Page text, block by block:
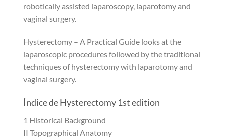
robotically assisted laparoscopy, laparotomy and
vaginal surgery.
Hysterectomy – A Practical Guide looks at the
laparoscopic procedures followed by the traditional
techniques of hysterectomy with laparotomy and
vaginal surgery.
Índice de Hysterectomy 1st edition
1 Historical Background
II Topographical Anatomy